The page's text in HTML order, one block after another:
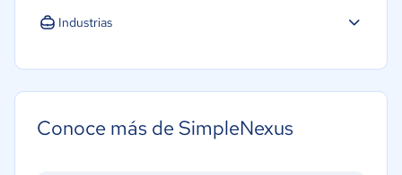
Industrias
Conoce más de SimpleNexus